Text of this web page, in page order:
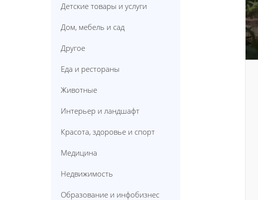
Детские товары и услуги
Дом, мебель и сад
Другое
Еда и рестораны
Животные
Интерьер и ландшафт
Красота, здоровье и спорт
Медицина
Недвижимость
Образование и инфобизнес